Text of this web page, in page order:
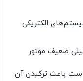
الکتریکی
ضعیف موتور
است باعث ترکیدن آن